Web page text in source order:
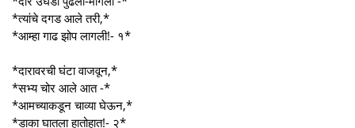
*त्यांचे दगड आले तरी,*
*आम्हा गाढ झोप लागली!- १*
*दारावरची घंटा वाजवून,*
*सभ्य चोर आले आत -*
*आमच्याकडून चाव्या घेऊन,*
*डाका घातला हातोहात!- २*